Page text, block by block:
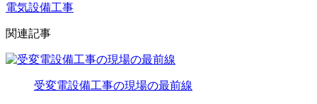
電気設備工事
関連記事
受変電設備工事の現場の最前線